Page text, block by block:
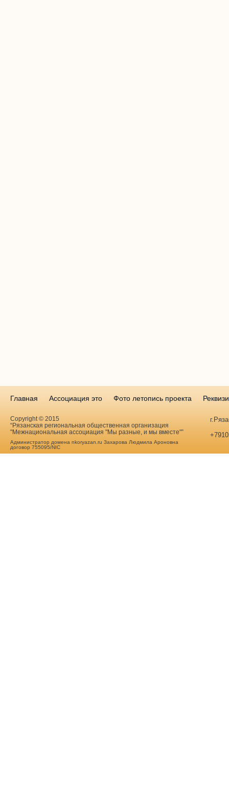
Главная Ассоциация это Фото летопись проекта
Copyright © 2015
“Рязанская региональная общественная организация
"Межнациональная ассоциация "Мы разные, и мы вместе"”
Администратор домена nkoryazan.ru Захарова Людмила Ароновна
договор 755095/NIC